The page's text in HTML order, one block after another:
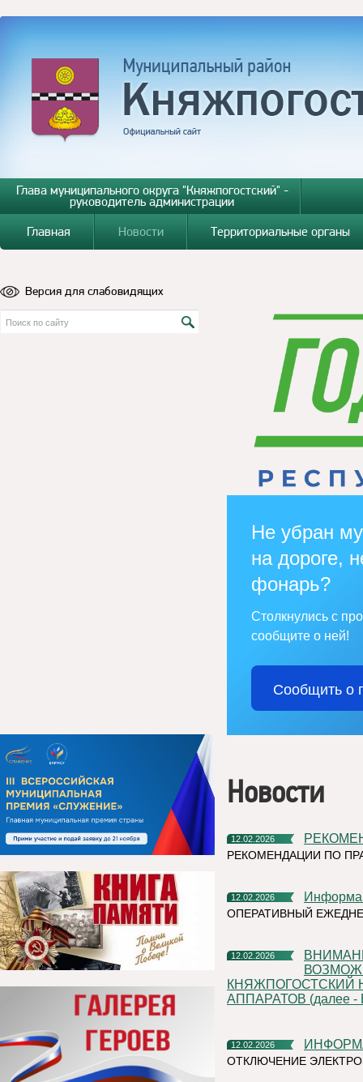
Глава муниципального округа "Княжпогостский" -
руководитель администрации
Главная
Новости Территориальные органы
Версия для слабовидящих
Не убран
на дороге,
фонарь?
Столкнулись с
сообщите о ней!
Сообщить о
Новости
12.02.2026
РЕКОМЕНДАЦИИ ПО
12.02.2026
ОПЕРАТИВНЫЙ
12.02.2026
ВНИМАНИЕ ВСЕМ! ПОСТУПИЛА ИНФОРМАЦИЯ О
КНЯЖПОГОСТСКИЙ
АППАРАТОВ (далее
12.02.2026
ОТКЛЮЧЕНИЕ